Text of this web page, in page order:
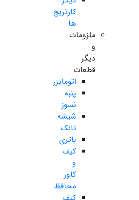
کارتریج
ها
ملزومات
و
دیگر
قطعات
اتومایزر
پنبه
نسوز
شیشه
تانک
باتری
کیف
و
کاور
محافظ